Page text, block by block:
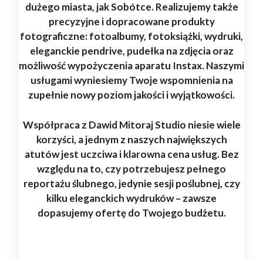
dużego miasta, jak Sobótce. Realizujemy także
precyzyjne i dopracowane produkty
fotograficzne: fotoalbumy, fotoksiążki, wydruki,
eleganckie pendrive, pudełka na zdjęcia oraz
możliwość wypożyczenia aparatu Instax. Naszymi
usługami wyniesiemy Twoje wspomnienia na
zupełnie nowy poziom jakości i wyjątkowości.
Współpraca z Dawid Mitoraj Studio niesie wiele
korzyści, a jednym z naszych największych
atutów jest uczciwa i klarowna cena usług. Bez
względu na to, czy potrzebujesz pełnego
reportażu ślubnego, jedynie sesji poślubnej, czy
kilku eleganckich wydruków – zawsze
dopasujemy ofertę do Twojego budżetu.